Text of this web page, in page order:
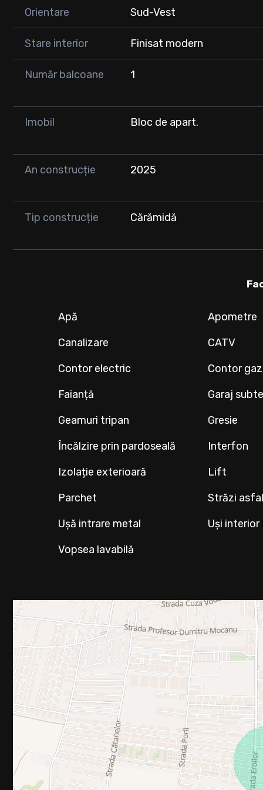
• baie complet utilată
• corpuri de iluminat
• uși de interior
🚗 Loc de parcare subteran disponibil: 7.000 €
💼 Ideal pentru locuință proprie sau investiție, datorită
💰 Preț: 118.000 € (negociabil)
📞 Pentru detalii suplimentare sau programarea unei
Orientare Sud-Vest
Stare interior Finisat modern
Număr balcoane 1
Imobil Bloc de apart.
An construcție 2025
Tip construcție Cărămidă
Apă Apometre
Canalizare
CATV
Contor electric
Contor gaz
Faianță
Garaj
Geamuri tripan
Gresie
Încălzire prin pardoseală
Interfon
Izolație exterioară
Lift
Parchet
Străzi
Ușă intrare metal
Uși interior
Vopsea lavabilă